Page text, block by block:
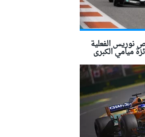
نوريس الفعلية
ميامي الكبرى